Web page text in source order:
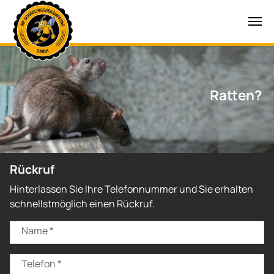
Zum Hauptinhalt springen
Ratten?
Rückruf
Hinterlassen Sie Ihre Telefonnummer und Sie erhalten
schnellstmöglich einen Rückruf.
Name*
Telefon*